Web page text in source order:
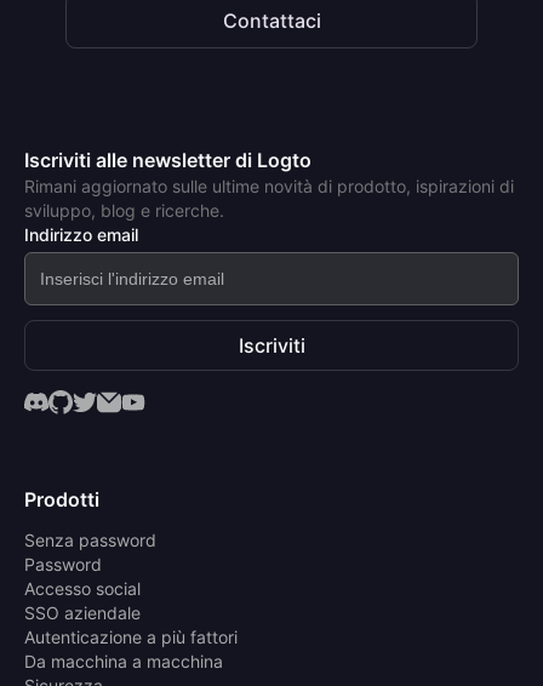
Contattaci
Iscriviti alle newsletter di Logto
Rimani aggiornato sulle ultime novità di prodotto, ispirazioni di
sviluppo, blog e ricerche.
Indirizzo email
Iscriviti
Prodotti
Senza password
Password
Accesso social
SSO aziendale
Autenticazione a più fattori
Da macchina a macchina